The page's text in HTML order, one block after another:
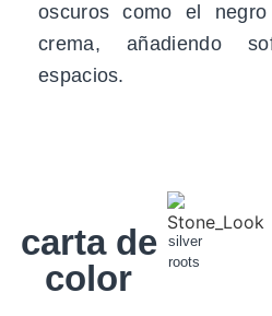
oscuros como el
crema, añadiendo
espacios.
carta de
color
silver
roots